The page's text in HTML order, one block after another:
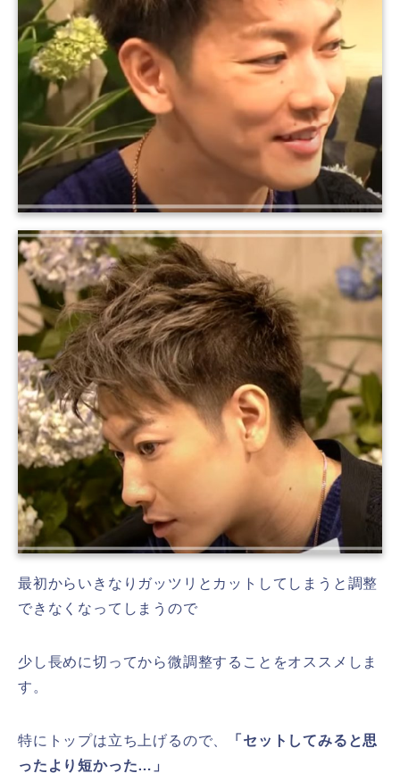
最初からいきなりガッツリとカットしてしまうと調整
できなくなってしまうので
少し長めに切ってから微調整することをオススメしま
す。
特にトップは立ち上げるので、
「セットしてみると思
ったより短かった…」